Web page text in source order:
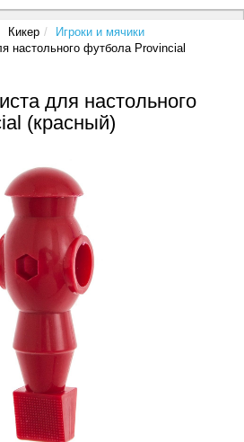
Кикер
Игроки и мячики
настольного футбола Provincial
для настольного
(красный)